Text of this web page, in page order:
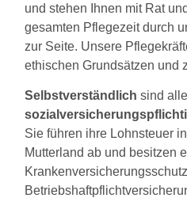
und stehen Ihnen mit Rat
gesamten Pflegezeit durch
zur Seite. Unsere
ethischen Grundsätzen und
Selbstverständlich sind
Sie führen ihre Lohnsteuer
Mutterland ab und besitzen